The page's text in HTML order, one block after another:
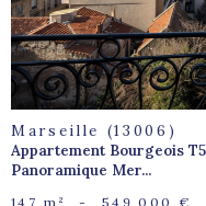
Marseille (13006)
Appartement Bourgeois
Panoramique Mer...
147 m² - 549 000 €